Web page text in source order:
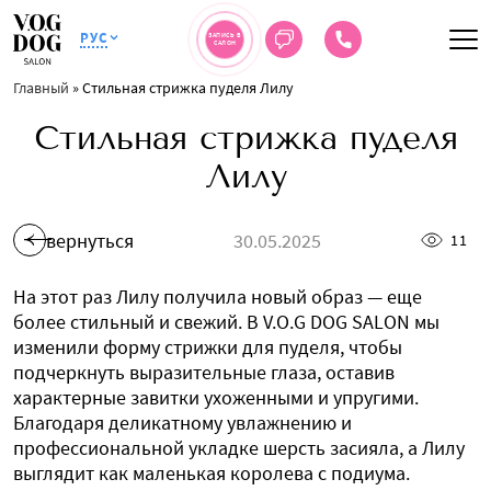
РУС
ЗАПИСЬ В
САЛОН
Главный »Стильная стрижка пуделя Лилу
Стильная стрижка пуделя
Лилу
вернуться 30.05.2025 11
На этот раз Лилу получила новый образ — еще
более стильный и свежий. В V.O.G DOG SALON мы
изменили форму стрижки для пуделя, чтобы
подчеркнуть выразительные глаза, оставив
характерные завитки ухоженными и упругими.
Благодаря деликатному увлажнению и
профессиональной укладке шерсть засияла, а Лилу
выглядит как маленькая королева с подиума.